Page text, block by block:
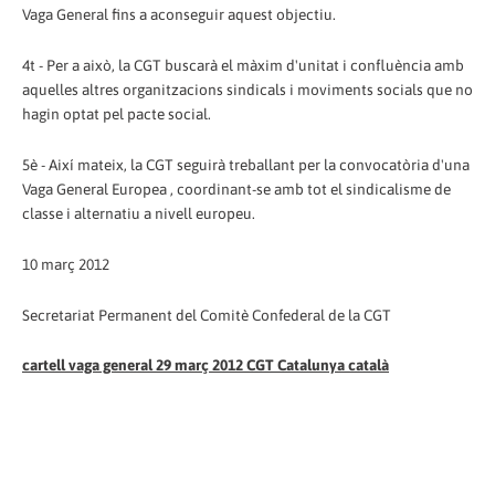
Vaga General fins a aconseguir aquest objectiu.
4t - Per a això, la CGT buscarà el màxim d'unitat i confluència amb
aquelles altres organitzacions sindicals i moviments socials que no
hagin optat pel pacte social.
5è - Així mateix, la CGT seguirà treballant per la convocatòria d'una
Vaga General Europea , coordinant-se amb tot el sindicalisme de
classe i alternatiu a nivell europeu.
10 març 2012
Secretariat Permanent del Comitè Confederal de la CGT
cartell vaga general 29 març 2012 CGT Catalunya català